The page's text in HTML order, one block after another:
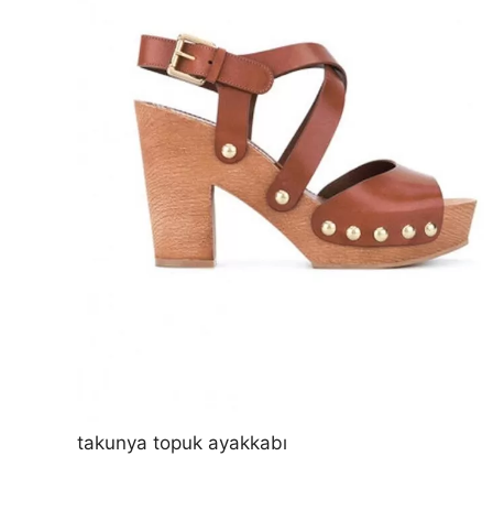
takunya topuk ayakkabı